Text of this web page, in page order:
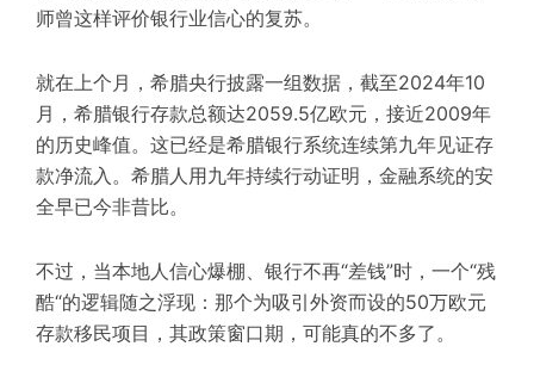
师曾这样评价银行业信心的复苏。
就在上个月，希腊央行披露一组数据，截至2024年10
月，希腊银行存款总额达2059.5亿欧元，接近2009年
的历史峰值。这已经是希腊银行系统连续第九年见证存
款净流入。希腊人用九年持续行动证明，金融系统的安
全早已今非昔比。
不过，当本地人信心爆棚、银行不再“差钱”时，一个“残
酷“的逻辑随之浮现：那个为吸引外资而设的50万欧元
存款移民项目，其政策窗口期，可能真的不多了。